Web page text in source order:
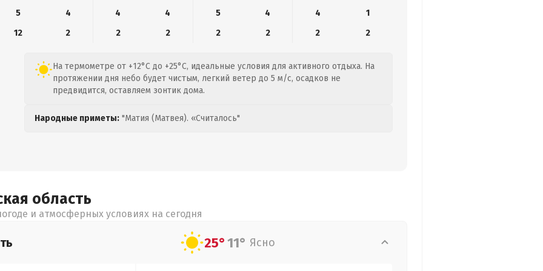
5 4 4 4 5 4 4
1
12
2 2 2 2 2 2 2
На термометре от +12°C до +25°C, идеальные условия для активного отдыха. На
протяжении дня небо будет чистым, легкий ветер до 5 м/с, осадков не
предвидится, оставляем зонтик дома.
Народные приметы: "Матия (Матвея). «Считалось"
область
и атмосферных условиях на сегодня
25°11° Ясно